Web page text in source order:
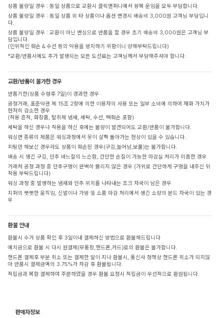
상품 불량일 경우 : 동일 상품으로 교환시 클릭앤퍼니에서 왕복 운임을 모두 부담합니다.
상품 불량일 경우 : 동일 상품 외 타 상품이나 옵션 변경시 배송비 3,000원 고객님 부담입니
다.
상품 불량일 경우 : 교환이 아닌 변심으로 반품을 할 경우 초기 배송비 3,000원은 고객님 부
담입니다.
(인위적인 훼손 & 수선 등의 악용을 방지하기 위함이니 양해부탁드립니다)
*교환/반품시에도 추가 발생되는 모든 도선료는 고객님께서 부담해주셔야 합니다.
교환/반품이 불가한 경우
반품기한(상품 수령후 7일)이 경과한 경우
공정거래, 표준약관 제 15조 2항에 의한 이용자의 사용 또는 일부 소비에 의하여 재화 가치가
현저히 감소한 경우
(착용 흔적, 화장품, 탈취제 냄새, 세탁, 수선, 택훼손 포함)
세탁을 하신 경우나 착용을 하신 후에는 불량이 발견되어도 교환/반품이 불가합니다.
워싱면 종류의 제품은 워싱과정에서 옷이 살짝 돌아가는 현상이 있을 수 있습니다.
피팅만 해보신 경우라도 상품이 훼손된 경우(구김,늘어남,보풀)는 불가합니다.
배송 시 생긴 구김, 단추 바느질의 느슨함, 간단한 손질이 가능한 마감실 처리가 미흡한 경우
거래처 공정 과정 중 단추구멍이 완벽히 뚫리지 않은 경우 (가위로 간단하게 구멍을 내주신 뒤
착용 부탁드립니다)
워싱 과정 중 발생하는 냄새와 단추 위치를 나타내는 초크 자국이 남은 경우
지퍼의 뻣뻣한 움직임, 신발이나 가방 및 소품 마감 처리에서 생긴 소량의 본드 자국이 있는 경
우
환불 안내
환불시 수거 상품 확인 후 3일이내 결제하신 방법으로 환불해드립니다
예치금으로 환불 시 다시 원결제(무통장,핸드폰,카드)로의 환불은 불가합니다.
핸드폰 결제후 부분 취소 또는 결제한 달이 지나 환불시, 통신사 정책상 핸드폰 취소가 되지않
아 반품시 결제금액의 3.75%가 차감 후 환불됩니다.
적립금과 복합 결제하여 주문하였을 경우 환불 요청시 적립금이 우선적으로 환원됩니다.
판매자정보